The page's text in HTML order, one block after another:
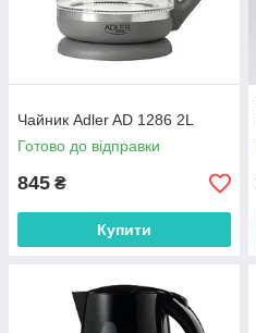
Чайник Adler AD 1286 2L
Готово до відправки
845 ₴
Купити